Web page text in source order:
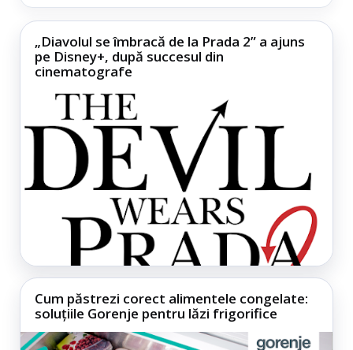
„Diavolul se îmbracă de la Prada 2” a ajuns
pe Disney+, după succesul din
cinematografe
Cum păstrezi corect alimentele congelate:
soluțiile Gorenje pentru lăzi frigorifice